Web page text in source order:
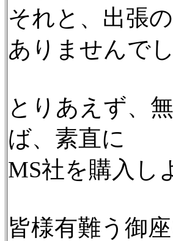
それと、出張
ありませんでし
とりあえず、
ば、素直に
MS社を購入し
皆様有難う御